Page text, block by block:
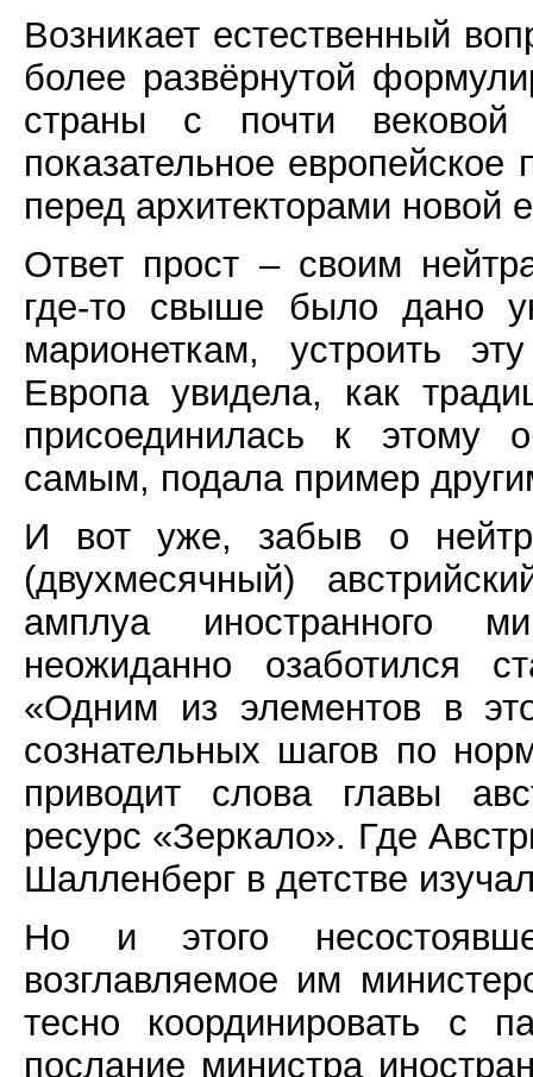
Возникает естественный
более развёрнутой
страны с почти вековой
показательное
перед архитекторами новой
Ответ прост – своим
где-то свыше было дано
марионеткам, устроить
Европа увидела, как
присоединилась к этому
самым, подала пример
И вот уже, забыв о
(двухмесячный)
амплуа иностранного
неожиданно озаботился
«Одним из элементов в
сознательных шагов по
приводит слова главы
ресурс «Зеркало». Где
Шалленберг в детстве
Но и этого
возглавляемое им
тесно координировать с
послание министра